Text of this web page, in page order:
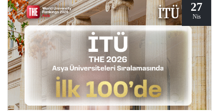
27
Nis